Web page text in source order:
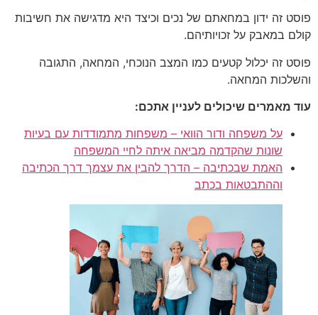
פוסט זה ידון במחאתם של נכים וכיצד היא מדגישה את חשיבות
קולם במאבק על זכויותיהם.
פוסט זה יכלול קטעים כמו המצב הנוכחי, המחאה, התגובה
והשלכות המחאה.
עוד מאמרים שיכולים לעניין אתכם:
על משפחה ודור הוואי – משפחות מתמודדות עם בעיות
שונות שהקדמה מביאה איתה לחיי המשפחה
האמת שבכתיבה – הדרך להבין את עצמך דרך הכתיבה
וההתבטאות בכתב